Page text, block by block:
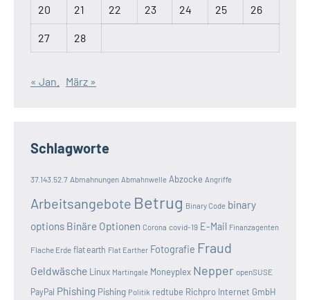
20 21 22 23 24 25 26
27 28
« Jan. März »
Schlagworte
37.143.52.7 Abmahnungen Abmahnwelle Abzocke Angriffe
Arbeitsangebote Betrug Binary Code binary
options Binäre Optionen Corona covid-19 E-Mail Finanzagenten
Flache Erde flat earth Flat Earther Fotografie Fraud
Geldwäsche Linux Martingale Moneyplex Nepper openSUSE
PayPal Phishing Pishing Politik redtube Richpro Internet GmbH